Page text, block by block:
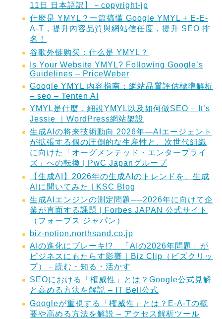
11日 日本語訳】－copyright-jp
什麼是 YMYL？一篇搞懂 Google YMYL + E-E-
A-T，提升內容品質與網站信任度，提升 SEO 排
名！
谷歌外链购买：什么是 YMYL？
Is Your Website YMYL? Following Google’s
Guidelines – PriceWeber
Google YMYL 內容指南：網站品質評估標準解析
– seo – Tenten AI
YMYL是什麼，細說YMYL以及如何做SEO – It’s
Jessie ｜WordPress網站架設
生成AIの将来技術動向 2026年―AIエージェント
が拡張する個の圧倒的な生産性と、次世代組織
に向けた「オーグメンテッド・エンタープライ
ズ」への転換 | PwC Japanグループ
【生成AI】2026年の生成AIのトレンドを、生成
AIに聞いてみた | KSC Blog
生成AIエンジンの測定問題──2026年に向けて企
業が直面する課題 | Forbes JAPAN 公式サイト
（フォーブス ジャパン）
biz-notion.northsand.co.jp
AIの進化にブレーキ!? 「AIの2026年問題」が
ビジネスにもたらす影響｜Biz Clip（ビズクリッ
プ）－読む・知る・活かす
SEOにおける「権威性」とは？Google公式見解
と高める方法を解説 – IT Bell公式
Googleが重視する「権威性」とは？E-A-Tの概
要や高める方法を解説 – アクセス解析ツール